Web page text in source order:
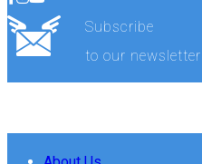
Subscribe
to our newsletter